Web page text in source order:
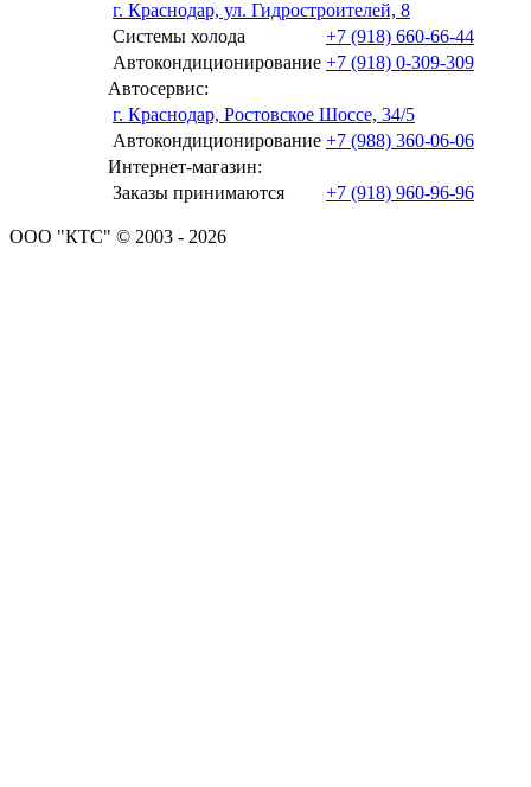
г. Краснодар, ул. Гидростроителей, 8
Системы холода
+7 (918) 660-66-44
Автокондиционирование +7 (918) 0-309-309
Автосервис:
г. Краснодар, Ростовское Шоссе, 34/5
Автокондиционирование +7 (988) 360-06-06
Интернет-магазин:
Заказы принимаются
+7 (918) 960-96-96
ООО "КТС" © 2003 - 2026